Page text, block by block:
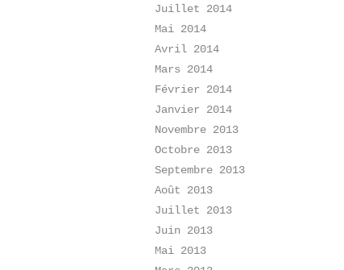
Juillet 2014
Mai 2014
Avril 2014
Mars 2014
Février 2014
Janvier 2014
Novembre 2013
Octobre 2013
Septembre 2013
Août 2013
Juillet 2013
Juin 2013
Mai 2013